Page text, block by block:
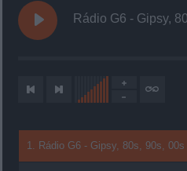
1. Rádio G6 - Gipsy, 80s, 90s, 00s